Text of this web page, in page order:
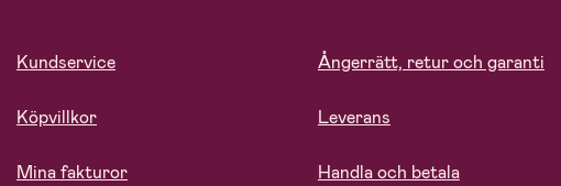
Kundservice
Köpvillkor
Mina fakturor
Ångerrätt, retur och garanti
Leverans
Handla och betala